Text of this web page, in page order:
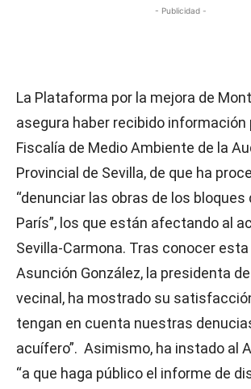
- Publicidad -
La Plataforma por la mejora de
asegura haber recibido información
Fiscalía de Medio Ambiente de la
Provincial de Sevilla, de que ha
“denunciar las obras de los bloques
París”, los que están afectando al
Sevilla-Carmona. Tras conocer
Asunción González, la presidenta
vecinal, ha mostrado su
tengan en cuenta nuestras
acuífero”. Asimismo, ha instado al
“a que haga público el informe de